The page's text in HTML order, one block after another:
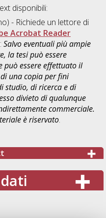
disponibili:
- Richiede un lettore di
Acrobat Reader
Salvo eventuali più ampie
la tesi può essere
può essere effettuato il
una copia per fini
studio, di ricerca e di
divieto di qualunque
commerciale.
è riservato.